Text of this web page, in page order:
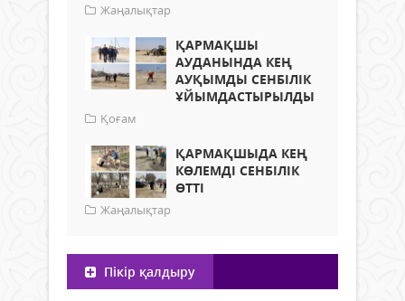
Жаңалықтар
ҚАРМАҚШЫ
АУДАНЫНДА КЕҢ
АУҚЫМДЫ СЕНБІЛІК
ҰЙЫМДАСТЫРЫЛДЫ
Қоғам
ҚАРМАҚШЫДА КЕҢ
КӨЛЕМДІ СЕНБІЛІК
ӨТТІ
Жаңалықтар
Пікір қалдыру